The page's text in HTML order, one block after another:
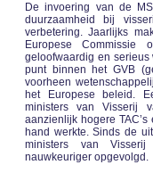
De invoering van de
duurzaamheid bij
verbetering. Jaarlijks
Europese
geloofwaardig en serieus
punt binnen het GVB
voorheen
het Europese beleid.
ministers van Visserij
aanzienlijk hogere
hand werkte. Sinds de
ministers van Visserij
nauwkeuriger opgevolgd.